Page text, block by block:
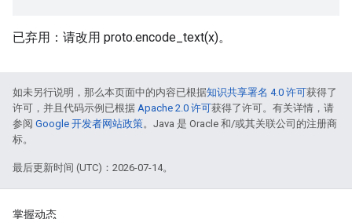
已弃用：请改用 proto.encode_text(x)。
如未另行说明，那么本页面中的内容已根据知识共享署名 4.0 许可获得了
许可，并且代码示例已根据 Apache 2.0 许可获得了许可。有关详情，请
参阅 Google 开发者网站政策。Java 是 Oracle 和/或其关联公司的注册商
标。
最后更新时间 (UTC)：2026-07-14。
掌握动态